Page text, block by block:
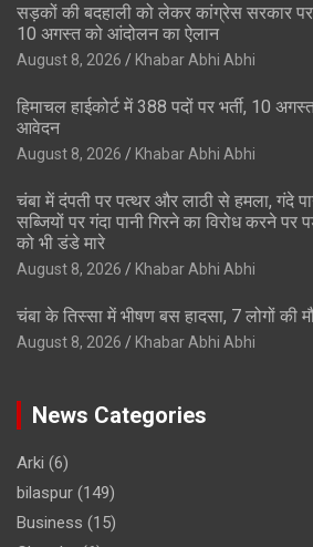
सड़कों की बदहाली को लेकर कांग्रेस सरकार पर
10 अगस्त को आंदोलन का ऐलान
August 8, 2026 Khabar Abhi Abhi
हिमाचल हाईकोर्ट में 388 पदों पर भर्ती, 10
आवेदन
August 8, 2026 Khabar Abhi Abhi
चंबा में दंपती पर पत्थर और लाठी से हमला, गंदे
सब्जियों पर गंदा पानी गिरने का विरोध करने पर
को भी डंडे मारे
August 8, 2026 Khabar Abhi Abhi
चंबा के तिस्सा में भीषण बस हादसा, 7 लोगों की
August 8, 2026 Khabar Abhi Abhi
News Categories
Arki (6)
bilaspur (149)
Business (15)